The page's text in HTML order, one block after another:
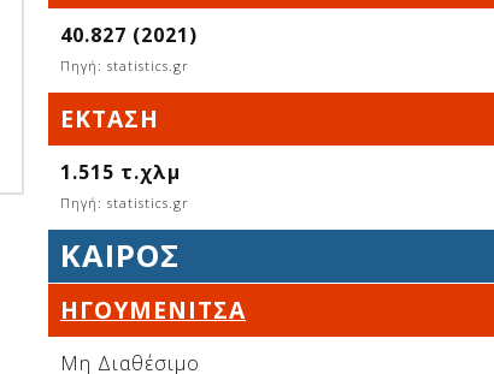
40.827 (2021)
Πηγή: statistics.gr
ΈΚΤΑΣΗ
1.515 τ.χλμ
Πηγή: statistics.gr
ΚΑΙΡΌΣ
ΗΓΟΥΜΕΝΊΤΣΑ
Μη Διαθέσιμο